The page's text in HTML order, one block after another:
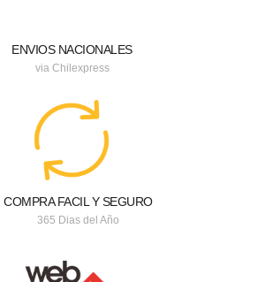
ENVIOS NACIONALES
via Chilexpress
COMPRA FACIL Y SEGURO
365 Dias del Año